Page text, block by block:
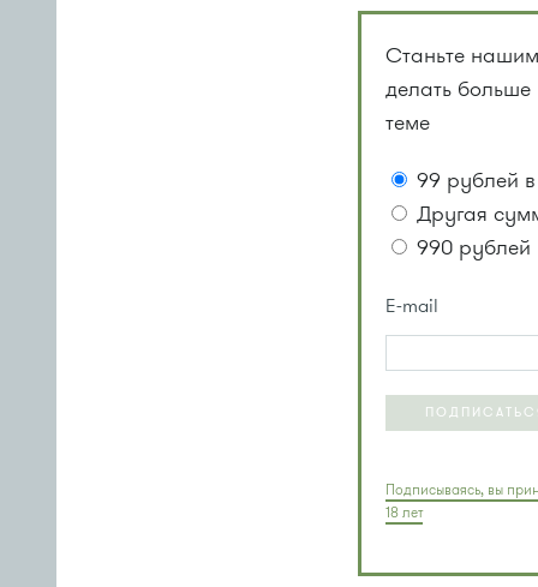
Станьте
делать
теме
99 рублей
Другая
990 рублей
E-mail
Подписываясь, вы
18 лет